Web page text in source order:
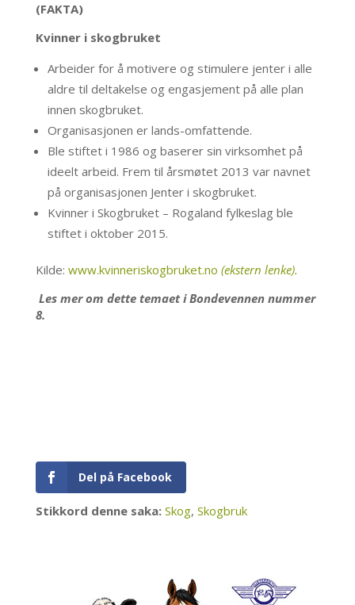
(FAKTA)
Kvinner i skogbruket
Arbeider for å motivere og stimulere jenter i alle
aldre til deltakelse og engasjement på alle plan
innen skogbruket.
Organisasjonen er lands-omfattende.
Ble stiftet i 1986 og baserer sin virksomhet på
ideelt arbeid. Frem til årsmøtet 2013 var navnet
på organisasjonen Jenter i skogbruket.
Kvinner i Skogbruket – Rogaland fylkeslag ble
stiftet i oktober 2015.
Kilde: www.kvinneriskogbruket.no (ekstern lenke).
Les mer om dette temaet i Bondevennen nummer
8.
Del på Facebook
Stikkord denne saka: Skog, Skogbruk